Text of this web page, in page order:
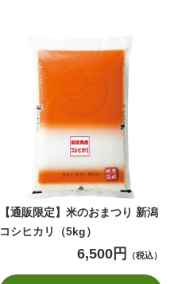
【通販限定】米のおまつり 新潟
コシヒカリ（5kg）
6,500円 （税込）